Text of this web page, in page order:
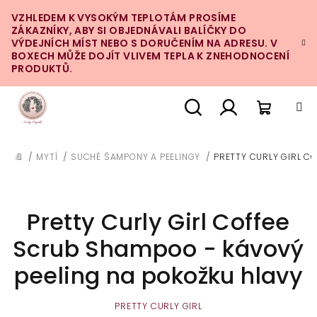
na
obsah
VZHLEDEM K VYSOKÝM TEPLOTÁM PROSÍME
ZÁKAZNÍKY, ABY SI OBJEDNÁVALI BALÍČKY DO
VÝDEJNÍCH MÍST NEBO S DORUČENÍM NA ADRESU. V
BOXECH MŮŽE DOJÍT VLIVEM TEPLA K ZNEHODNOCENÍ
PRODUKTŮ.
DOMŮ
/ MYTÍ / SUCHÉ ŠAMPONY A PEELINGY / PRETTY CURLY GIRL
Pretty Curly Girl Coffee
Scrub Shampoo - kávový
peeling na pokožku hlavy
PRETTY CURLY GIRL